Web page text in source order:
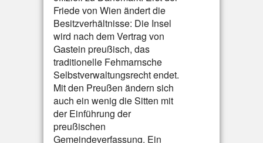
Friede von Wien ändert die
Besitzverhältnisse: Die Insel
wird nach dem Vertrag von
Gastein preußisch, das
traditionelle Fehmarnsche
Selbstverwaltungsrecht endet.
Mit den Preußen ändern sich
auch ein wenig die Sitten mit
der Einführung der
preußischen
Gemeindeverfassung. Ein